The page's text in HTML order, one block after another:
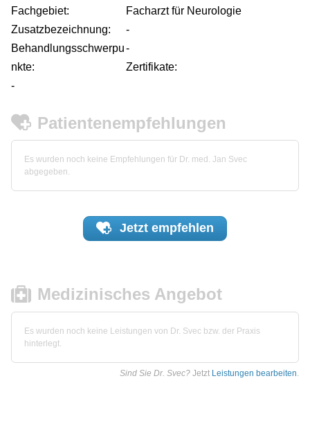
Fachgebiet:
Facharzt für Neurologie
Zusatzbezeichnung:
-
Behandlungsschwerpu
nkte:
-
Zertifikate:
-
Patientenempfehlungen
Es wurden noch keine Empfehlungen für Dr. med. Jan Svec
abgegeben.
Jetzt empfehlen
Medizinisches Angebot
Es wurden noch keine Leistungen von Dr. Svec bzw. der Praxis
hinterlegt.
Sind Sie Dr. Svec? Jetzt Leistungen bearbeiten.